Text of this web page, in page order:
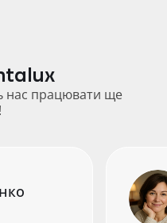
нас працювати ще